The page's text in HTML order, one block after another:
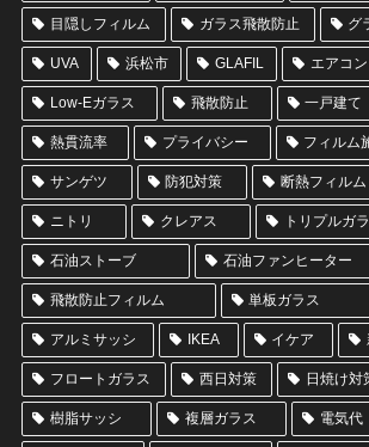
目隠しフィルム ガラス飛散防止 グ
UVA 浜松市 GLAFIL エアコン
Low-Eガラス 飛散防止 一戸建て
熱貫流率 プライバシー フィルム
サンゲツ 防犯対策 断熱フィルム
ニトリ クレアス トリプルガ
石油ストーブ 石油ファンヒーター
飛散防止フィルム 単板ガラス
アルミサッシ IKEA イケア
フロートガラス 西日対策 日焼け対
樹脂サッシ 複層ガラス 電気代